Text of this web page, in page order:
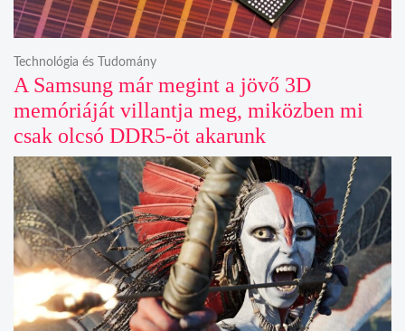
A Samsung már megint a jövő 3D
memóriáját villantja meg, miközben mi
csak olcsó DDR5-öt akarunk
Technológia és Tudomány